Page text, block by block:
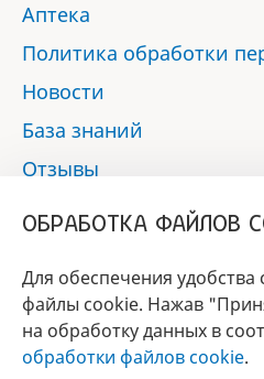
Аптека
Политика обработки
Новости
База знаний
Отзывы
БРЕНД
ГОДА 2017 -
ОБРАБОТКА ФАЙЛОВ
Для обеспечения удобства
файлы cookie. Нажав
на обработку данных в
обработки файлов cookie.